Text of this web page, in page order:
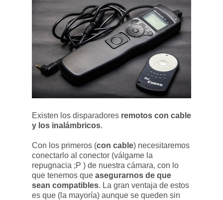
Existen los disparadores remotos con cable
y los inalámbricos.
Con los primeros (con cable) necesitaremos
conectarlo al conector (válgame la
repugnacia ;P ) de nuestra cámara, con lo
que tenemos que asegurarnos de que
sean compatibles. La gran ventaja de estos
es que (la mayoría) aunque se queden sin